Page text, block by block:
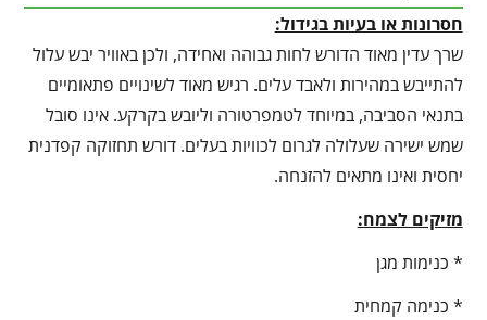
חסרונות או בעיות בגידול:
שרך עדין מאוד הדורש לחות גבוהה ואחידה, ולכן באוויר יבש עלול
להתייבש במהירות ולאבד עלים. רגיש מאוד לשינויים פתאומיים
בתנאי הסביבה, במיוחד לטמפרטורה וליובש בקרקע. אינו סובל
שמש ישירה שעלולה לגרום לכוויות בעלים. דורש תחזוקה קפדנית
יחסית ואינו מתאים להזנחה.
מזיקים לצמח:
* כנימות מגן
* כנימה קמחית